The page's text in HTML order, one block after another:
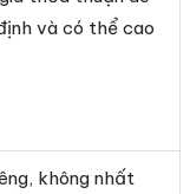
và có thể cao
không nhất